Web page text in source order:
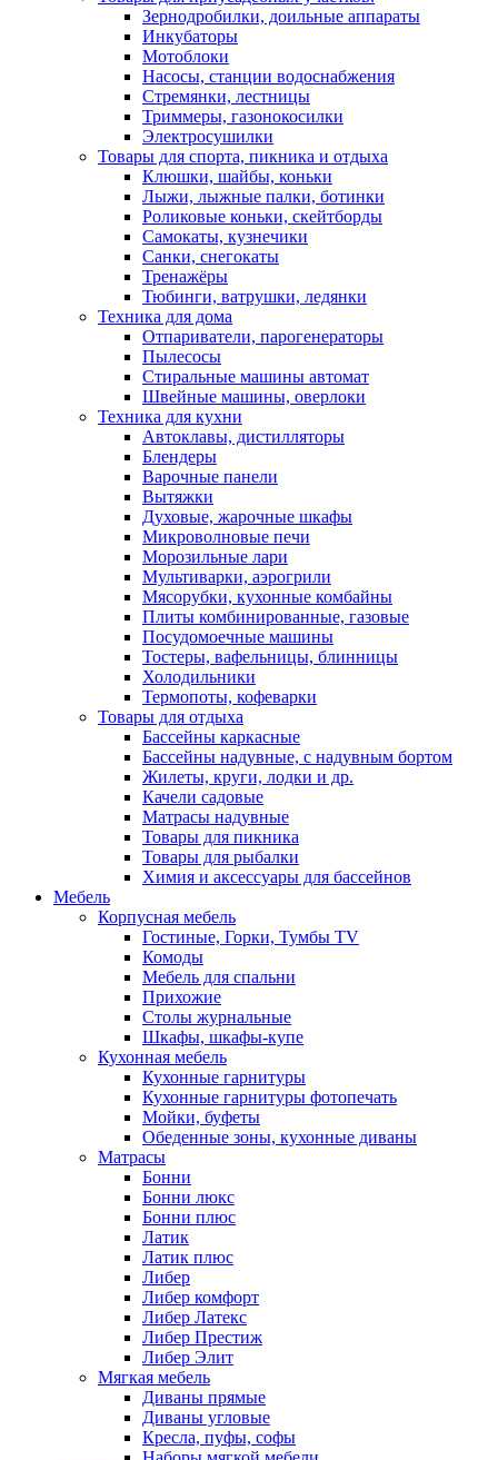
Зернодробилки, доильные аппараты
Инкубаторы
Мотоблоки
Насосы, станции водоснабжения
Стремянки, лестницы
Триммеры, газонокосилки
Электросушилки
Товары для спорта, пикника и отдыха
Клюшки, шайбы, коньки
Лыжи, лыжные палки, ботинки
Роликовые коньки, скейтборды
Самокаты, кузнечики
Санки, снегокаты
Тренажёры
Тюбинги, ватрушки, ледянки
Техника для дома
Отпариватели, парогенераторы
Пылесосы
Стиральные машины автомат
Швейные машины, оверлоки
Техника для кухни
Автоклавы, дистилляторы
Блендеры
Варочные панели
Вытяжки
Духовые, жарочные шкафы
Микроволновые печи
Морозильные лари
Мультиварки, аэрогрили
Мясорубки, кухонные комбайны
Плиты комбинированные, газовые
Посудомоечные машины
Тостеры, вафельницы, блинницы
Холодильники
Термопоты, кофеварки
Товары для отдыха
Бассейны каркасные
Бассейны надувные, с надувным бортом
Жилеты, круги, лодки и др.
Качели садовые
Матрасы надувные
Товары для пикника
Товары для рыбалки
Химия и аксессуары для бассейнов
Мебель
Корпусная мебель
Гостиные, Горки, Тумбы TV
Комоды
Мебель для спальни
Прихожие
Столы журнальные
Шкафы, шкафы-купе
Кухонная мебель
Кухонные гарнитуры
Кухонные гарнитуры фотопечать
Мойки, буфеты
Обеденные зоны, кухонные диваны
Матрасы
Бонни
Бонни люкс
Бонни плюс
Латик
Латик плюс
Либер
Либер комфорт
Либер Латекс
Либер Престиж
Либер Элит
Мягкая мебель
Диваны прямые
Диваны угловые
Кресла, пуфы, софы